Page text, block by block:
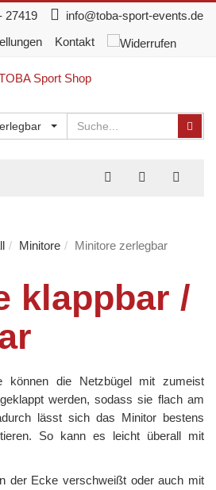
27419
info@toba-sport-events.de
Kontakt
Suchen
Minitore Minitore zerlegbar
klappbar /
können die Netzbügel mit zumeist
werden, sodass sie flach am
lässt sich das Minitor bestens
So kann es leicht überall mit
der Ecke verschweißt oder auch mit